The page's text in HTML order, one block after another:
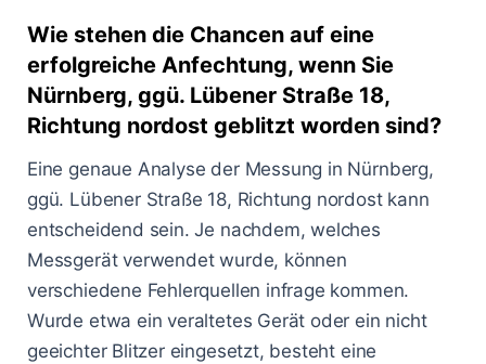
Wie stehen die Chancen auf eine
erfolgreiche Anfechtung, wenn Sie
Nürnberg, ggü. Lübener Straße 18,
Richtung nordost geblitzt worden sind?
Eine genaue Analyse der Messung in Nürnberg,
ggü. Lübener Straße 18, Richtung nordost kann
entscheidend sein. Je nachdem, welches
Messgerät verwendet wurde, können
verschiedene Fehlerquellen infrage kommen.
Wurde etwa ein veraltetes Gerät oder ein nicht
geeichter Blitzer eingesetzt, besteht eine